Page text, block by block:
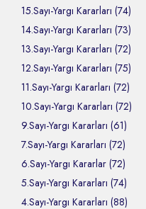
15.Sayı-Yargı Kararları (74)
14.Sayı-Yargı Kararları (73)
13.Sayı-Yargı Kararları (72)
12.Sayı-Yargı Kararları (75)
11.Sayı-Yargı Kararları (72)
10.Sayı-Yargı Kararları (72)
9.Sayı-Yargı Kararları (61)
7.Sayı-Yargı Kararları (72)
6.Sayı-Yargı Kararlar (72)
5.Sayı-Yargı Kararları (74)
4.Sayı-Yargı Kararları (88)